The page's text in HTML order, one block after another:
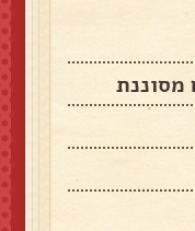
מסוננת